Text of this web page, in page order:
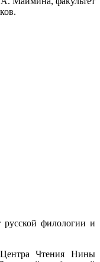
филологии и
Центра Чтения Нины